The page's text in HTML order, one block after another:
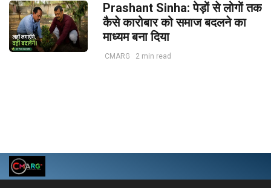
Prashant Sinha: पेड़ों से लोगों तक
कैसे कारोबार को समाज बदलने का
माध्यम बना दिया
CMARG 2 min read